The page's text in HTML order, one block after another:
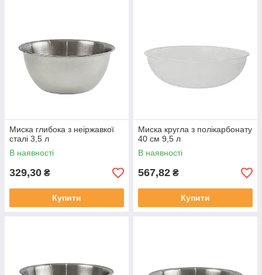
Миска глибока з неіржавкої
сталі 3,5 л
В наявності
329,30 ₴
Купити
Миска кругла з полікарбонату
40 см 9,5 л
В наявності
567,82 ₴
Купити